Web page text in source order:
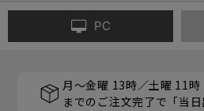
PC
月～金曜 13時／土曜 11時
までのご注文完了で「当日